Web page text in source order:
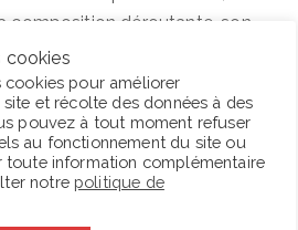
composition déroutante, son
sa complexité, et tout ce
en puissance.
cookies
cookies pour améliorer
et récolte des données à des
pouvez à tout moment refuser
au fonctionnement du site ou
toute information complémentaire
notre politique de